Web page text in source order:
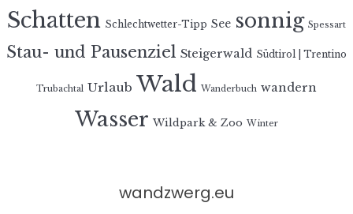
Schatten Schlechtwetter-Tipp See sonnig Spessart
Stau- und Pausenziel Steigerwald Südtirol | Trentino
Trubachtal Urlaub Wald Wanderbuch wandern
Wasser Wildpark & Zoo Winter
wandzwerg.eu